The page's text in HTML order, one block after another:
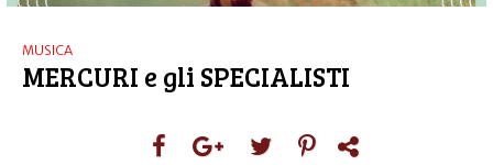
MUSICA
MERCURI e gli SPECIALISTI